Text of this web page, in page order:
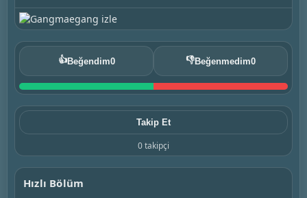
👍Beğendim0 👎Beğenmedim0
Takip Et
0 takipçi
Hızlı Bölüm